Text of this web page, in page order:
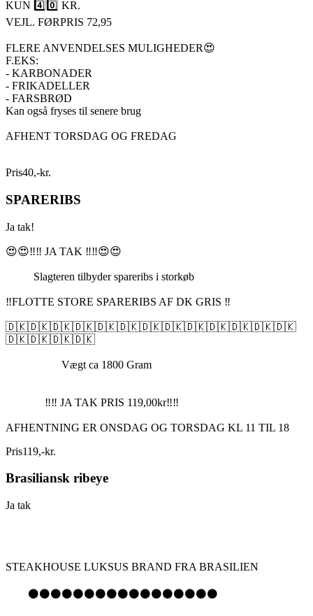
KUN 4️⃣0️⃣ KR.
VEJL. FØRPRIS 72,95
FLERE ANVENDELSES MULIGHEDER😍
F.EKS:
- KARBONADER
- FRIKADELLER
- FARSBRØD
Kan også fryses til senere brug
AFHENT TORSDAG OG FREDAG
Pris40,-kr.
SPARERIBS
Ja tak!
😍😍‼️‼️ JA TAK ‼️‼️😍😍
Slagteren tilbyder spareribs i storkøb
‼️FLOTTE STORE SPARERIBS AF DK GRIS ‼️
🇩🇰🇩🇰🇩🇰🇩🇰🇩🇰🇩🇰🇩🇰🇩🇰🇩🇰🇩🇰🇩🇰🇩🇰🇩🇰
🇩🇰🇩🇰🇩🇰🇩🇰
Vægt ca 1800 Gram
‼️‼️ JA TAK PRIS 119,00kr‼️‼️
AFHENTNING ER ONSDAG OG TORSDAG KL 11 TIL 18
Pris119,-kr.
Brasiliansk ribeye
Ja tak
STEAKHOUSE LUKSUS BRAND FRA BRASILIEN
⚫️⚫️⚫️⚫️⚫️⚫️⚫️⚫️⚫️⚫️⚫️⚫️⚫️⚫️⚫️⚫️⚫️